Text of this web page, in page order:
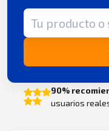
Término de
90%
usuarios